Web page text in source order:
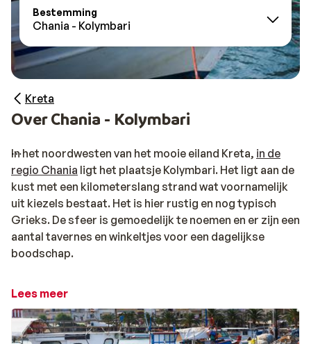
Bestemming
Chania - Kolymbari
Kreta
Over Chania - Kolymbari
In het noordwesten van het mooie eiland Kreta, in de
regio Chania ligt het plaatsje Kolymbari. Het ligt aan de
kust met een kilometerslang strand wat voornamelijk
uit kiezels bestaat. Het is hier rustig en nog typisch
Grieks. De sfeer is gemoedelijk te noemen en er zijn een
aantal tavernes en winkeltjes voor een dagelijkse
boodschap.
Olijfolie is niet meer weg te denken uit de Griekse
bewoners dan ook van de olijven- en olijfolie industrie.
Tevens heeft de olie uit deze streek al meerdere prijzen
Lees meer